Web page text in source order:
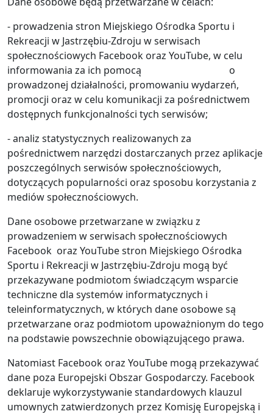
- prowadzenia stron Miejskiego Ośrodka Sportu i
Rekreacji w Jastrzębiu-Zdroju w serwisach
społecznościowych Facebook oraz YouTube, w celu
informowania za ich pomocą o
prowadzonej działalności, promowaniu wydarzeń,
promocji oraz w celu komunikacji za pośrednictwem
dostępnych funkcjonalności tych serwisów;
- analiz statystycznych realizowanych za
pośrednictwem narzędzi dostarczanych przez aplikacje
poszczególnych serwisów społecznościowych,
dotyczących popularności oraz sposobu korzystania z
mediów społecznościowych.
Dane osobowe przetwarzane w związku z
prowadzeniem w serwisach społecznościowych
Facebook oraz YouTube stron Miejskiego Ośrodka
Sportu i Rekreacji w Jastrzębiu-Zdroju mogą być
przekazywane podmiotom świadczącym wsparcie
techniczne dla systemów informatycznych i
teleinformatycznych, w których dane osobowe są
przetwarzane oraz podmiotom upoważnionym do tego
na podstawie powszechnie obowiązującego prawa.
Natomiast Facebook oraz YouTube mogą przekazywać
dane poza Europejski Obszar Gospodarczy. Facebook
deklaruje wykorzystywanie standardowych klauzul
umownych zatwierdzonych przez Komisję Europejską i